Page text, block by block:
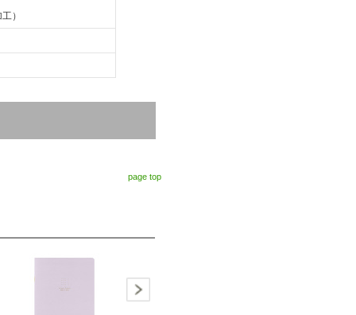
）
page top